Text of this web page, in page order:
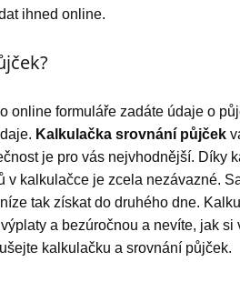
ihned online.
online formuláře zadáte údaje o
Kalkulačka srovnání půjček
je pro vás nejvhodnější. Díky
kalkulačce je zcela nezávazné.
tak získat do druhého dne.
a bezúročnou a nevíte, jak si
kalkulačku a srovnání půjček.